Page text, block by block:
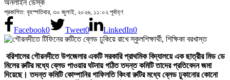
অনলাইন ডেস্ক
প্রকাশিত: বৃহস্পতিবার, ৩০ জুলাই, ২০২৬, ১১:০২ পূর্বাহ্ণ
Facebook0 Tweet0 LinkedIn0
বরিশালের গৌরনদীতে উপজেলার একটি সরকারি প্রাথমিক বিদ্যালয়ে এক ছাত্রীর মিড ডে
মিলের রুটির মধ্যে ব্লেড পাওয়ার ঘটনায় গঠিত তদন্ত কমিটি তাদের প্রতিবেদন জমা
দিয়েছে। তদন্ত কমিটি কোম্পানির গাফিলতি কিংবা রুটির মধ্যে ব্লেড ঢুকানোর কোনো